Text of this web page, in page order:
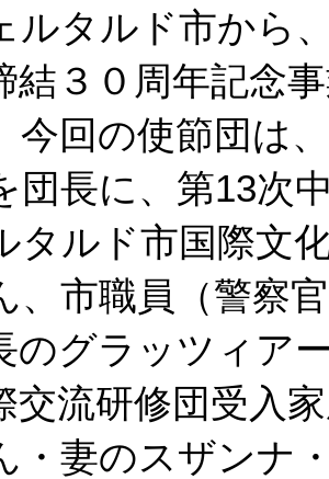
タルド市から
結３０周年記念
今回の使節団は
団長に、第13次
タルド市国際文
、市職員（警察
のグラッツィア
交流研修団受入
・妻のスザンナ